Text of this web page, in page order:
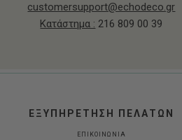
customersupport@echodeco.gr
Κατάστημα : 216 809 00 39
ΕΞΥΠΗΡΕΤΗΣΗ ΠΕΛΑΤΩΝ
ΕΠΙΚΟΙΝΩΝΙΑ